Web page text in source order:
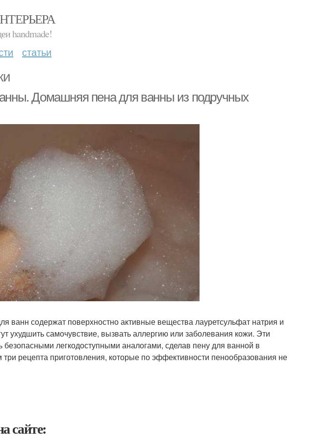
handmade!
статьи
Домашняя пена для ванны из подручных
ванн содержат поверхностно активные вещества лауретсульфат натрия и
ухудшить самочувствие, вызвать аллергию или заболевания кожи. Эти
легкодоступными аналогами, сделав пену для ванной в
рецепта приготовления, которые по эффективности пенообразования не
сайте: